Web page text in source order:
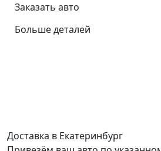
Заказать авто
Больше деталей
Доставка в Екатеринбург